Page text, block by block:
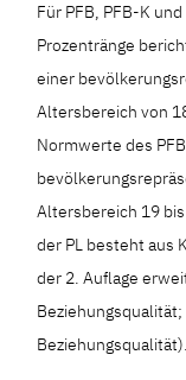
Für PFB, PFB-K
Prozentränge
einer
Altersbereich von
Normwerte des
Altersbereich 19
der PL besteht aus
der 2. Auflage
Beziehungsqualität).